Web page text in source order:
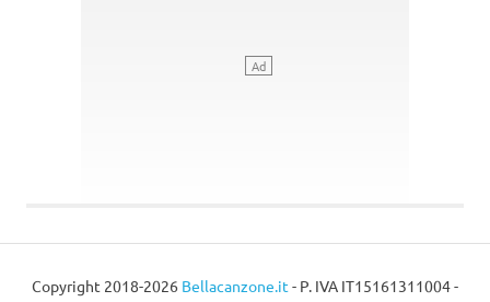
Copyright 2018-2026 Bellacanzone.it - P. IVA IT15161311004 -